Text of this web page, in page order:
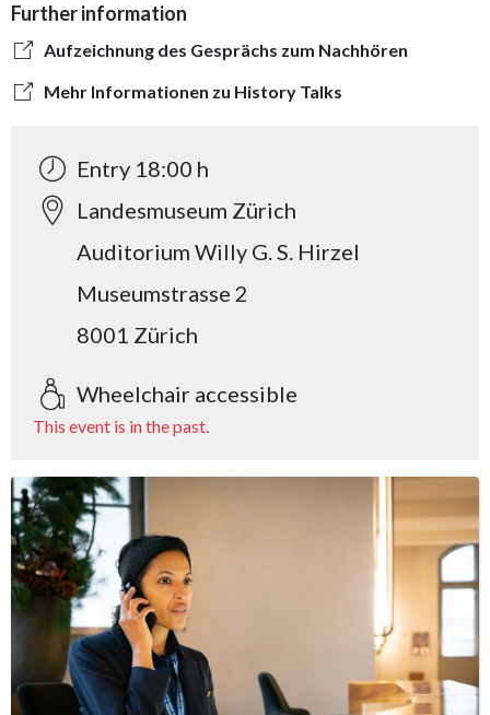
Further information
Aufzeichnung des Gesprächs zum Nachhören
Mehr Informationen zu History Talks
Entry 18:00 h
Landesmuseum Zürich
Auditorium Willy G. S. Hirzel
Museumstrasse 2
8001 Zürich
Wheelchair accessible
This event is in the past.